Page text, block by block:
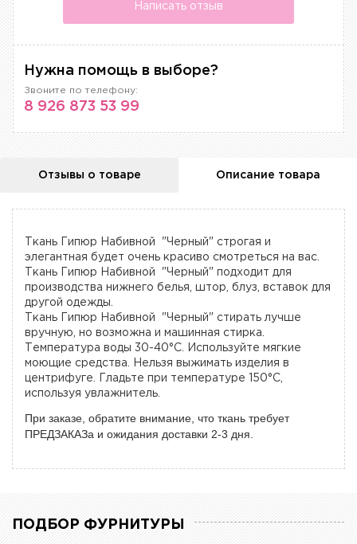
Написать отзыв
Нужна помощь в выборе?
Звоните по телефону:
8 926 873 53 99
Отзывы о товаре Описание товара
Ткань Гипюр Набивной "Черный" строгая и
элегантная будет очень красиво смотреться на вас.
Ткань Гипюр Набивной "Черный" подходит для
производства нижнего белья, штор, блуз, вставок для
другой одежды.
Ткань Гипюр Набивной "Черный" стирать лучше
вручную, но возможна и машинная стирка.
Температура воды 30-40°C. Используйте мягкие
моющие средства. Нельзя выжимать изделия в
центрифуге. Гладьте при температуре 150°C,
используя увлажнитель.
При заказе, обратите внимание, что ткань требует
ПРЕДЗАКАЗа и ожидания доставки 2-3 дня.
ПОДБОР ФУРНИТУРЫ